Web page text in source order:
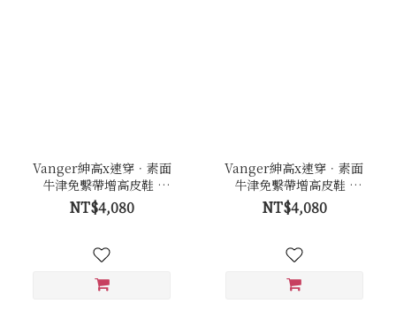
Vanger紳高x速穿．素面
牛津免繫帶增高皮鞋 -
Va294黑
NT$4,080
Vanger紳高x速穿．素面
牛津免繫帶增高皮鞋 -
Va294棕
NT$4,080